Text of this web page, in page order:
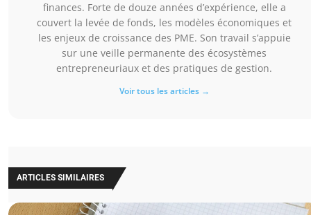
finances. Forte de douze années d’expérience, elle a
couvert la levée de fonds, les modèles économiques et
les enjeux de croissance des PME. Son travail s’appuie
sur une veille permanente des écosystèmes
entrepreneuriaux et des pratiques de gestion.
Voir tous les articles →
ARTICLES SIMILAIRES